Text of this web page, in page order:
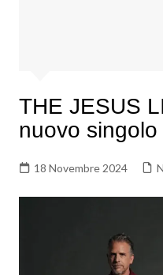
THE JESUS
nuovo singolo
18 Novembre 2024